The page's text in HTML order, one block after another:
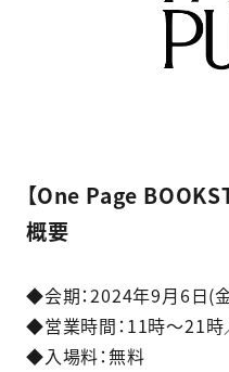
【One Page
概要​
◆会期：2024年9月6日(
◆営業時間：11時～21
◆入場料：無料​